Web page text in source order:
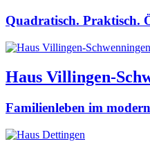
Quadratisch. Praktisch.
Haus Villingen-
Familienleben im